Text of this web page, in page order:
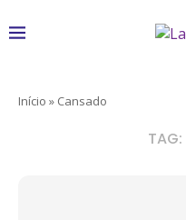
Início » Cansado
TAG: